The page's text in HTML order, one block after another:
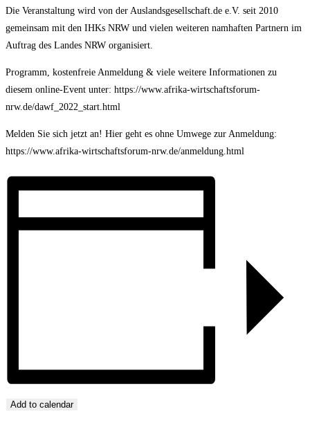
Die Veranstaltung wird von der Auslandsgesellschaft.de e.V. seit 2010
gemeinsam mit den IHKs NRW und vielen weiteren namhaften Partnern im
Auftrag des Landes NRW organisiert.
Programm, kostenfreie Anmeldung & viele weitere Informationen zu
diesem online-Event unter: https://www.afrika-wirtschaftsforum-
nrw.de/dawf_2022_start.html
Melden Sie sich jetzt an! Hier geht es ohne Umwege zur Anmeldung:
https://www.afrika-wirtschaftsforum-nrw.de/anmeldung.html
Add to calendar